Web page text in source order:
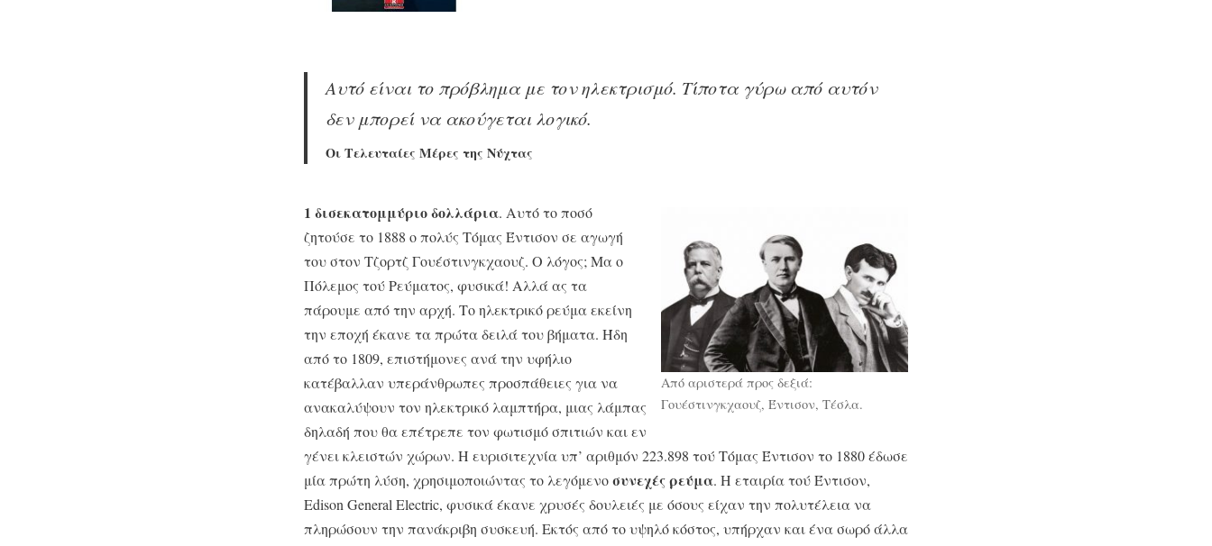
Αυτό είναι το πρόβλημα με τον ηλεκτρισμό. Τίποτα γύρω από αυτόν
δεν μπορεί να ακούγεται λογικό.
Οι Τελευταίες Μέρες της Νύχτας
Από αριστερά προς δεξιά:
Γουέστινγκχαουζ, Έντισον, Τέσλα.
1 δισεκατομμύριο δολλάρια. Αυτό το ποσό
ζητούσε το 1888 ο πολύς Τόμας Έντισον σε αγωγή
του στον Τζορτζ Γουέστινγκχαουζ. Ο λόγος; Μα ο
Πόλεμος τού Ρεύματος, φυσικά! Αλλά ας τα
πάρουμε από την αρχή. Το ηλεκτρικό ρεύμα εκείνη
την εποχή έκανε τα πρώτα δειλά του βήματα. Ήδη
από το 1809, επιστήμονες ανά την υφήλιο
κατέβαλλαν υπεράνθρωπες προσπάθειες για να
ανακαλύψουν τον ηλεκτρικό λαμπτήρα, μιας λάμπας
δηλαδή που θα επέτρεπε τον φωτισμό σπιτιών και εν
γένει κλειστών χώρων. Η ευρισιτεχνία υπ’ αριθμόν 223.898 τού Τόμας Έντισον το 1880 έδωσε
μία πρώτη λύση, χρησιμοποιώντας το λεγόμενοσυνεχές ρεύμα. Η εταιρία τού Έντισον,
Edison General Electric, φυσικά έκανε χρυσές δουλειές με όσους είχαν την πολυτέλεια να
πληρώσουν την πανάκριβη συσκευή. Εκτός από το υψηλό κόστος, υπήρχαν και ένα σωρό άλλα